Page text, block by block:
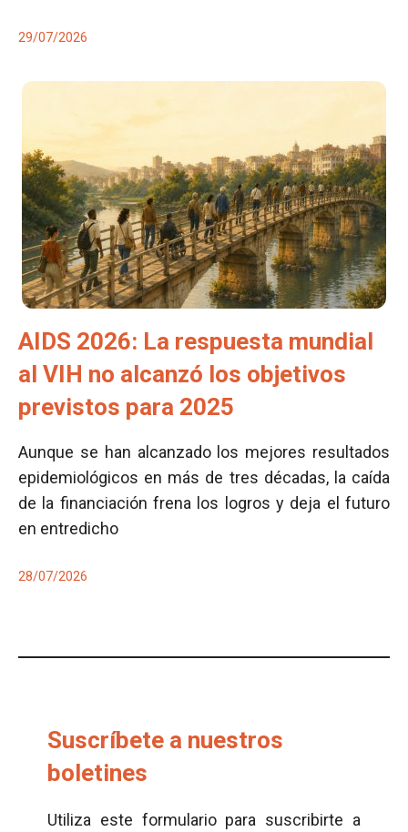
29/07/2026
AIDS 2026: La respuesta mundial
al VIH no alcanzó los objetivos
previstos para 2025
Aunque se han alcanzado los mejores resultados
epidemiológicos en más de tres décadas, la caída
de la financiación frena los logros y deja el futuro
en entredicho
28/07/2026
Suscríbete a nuestros
boletines
Utiliza este formulario para suscribirte a